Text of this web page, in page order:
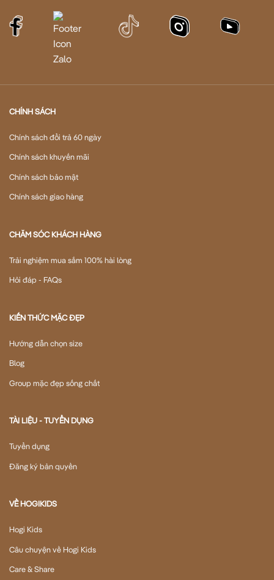
CHÍNH SÁCH
Chính sách đổi trả 60 ngày
Chính sách khuyến mãi
Chính sách bảo mật
Chính sách giao hàng
CHĂM SÓC KHÁCH HÀNG
Trải nghiệm mua sắm 100% hài lòng
Hỏi đáp - FAQs
KIẾN THỨC MẶC ĐẸP
Hướng dẫn chọn size
Blog
Group mặc đẹp sống chất
TÀI LIỆU - TUYỂN DỤNG
Tuyển dụng
Đăng ký bản quyền
VỀ HOGIKIDS
Hogi Kids
Câu chuyện về Hogi Kids
Care & Share